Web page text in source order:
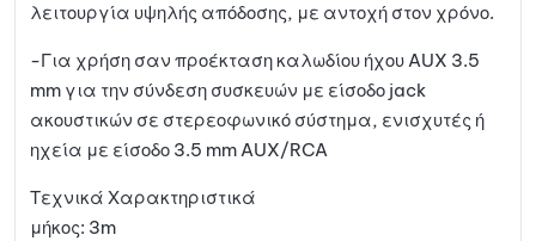
λειτουργία υψηλής απόδοσης, με αντοχή στον χρόνο.
-Για χρήση σαν προέκταση καλωδίου ήχου AUX 3.5
mm για την σύνδεση συσκευών με είσοδο jack
ακουστικών σε στερεοφωνικό σύστημα, ενισχυτές ή
ηχεία με είσοδο 3.5 mm AUX/RCA
Τεχνικά Χαρακτηριστικά
μήκος: 3m